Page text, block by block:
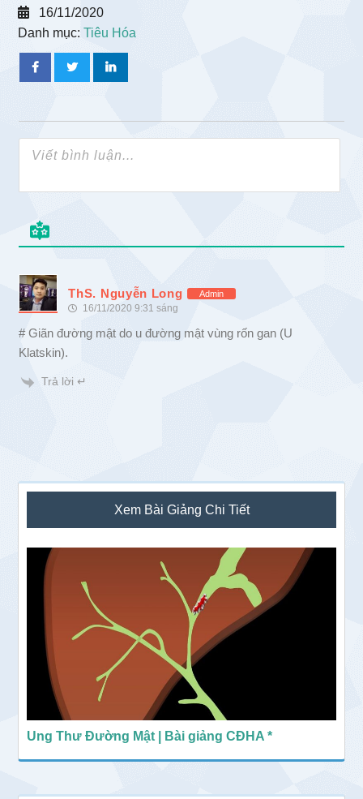
16/11/2020
Danh mục:Tiêu Hóa
ThS. Nguyễn Long Admin
16/11/2020 9:31 sáng
# Giãn đường mật do u đường mật vùng rốn gan (U
Klatskin).
Trả lời ↵
Sidebar
chính
Xem Bài Giảng Chi Tiết
Ung Thư Đường Mật | Bài giảng CĐHA *